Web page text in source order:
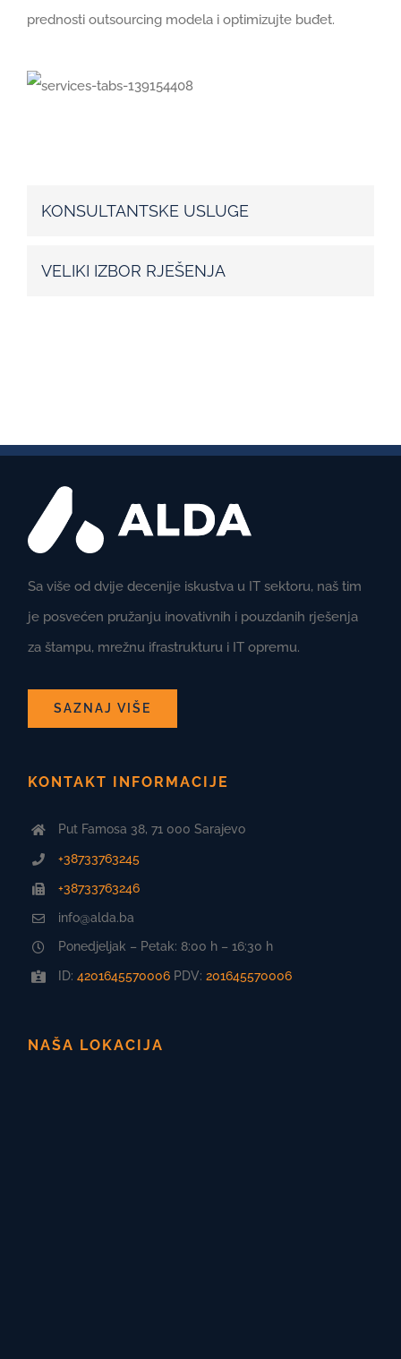
prednosti outsourcing modela i optimizujte buđet.
KONSULTANTSKE USLUGE
VELIKI IZBOR RJEŠENJA
Sa više od dvije decenije iskustva u IT sektoru, naš tim
je posvećen pružanju inovativnih i pouzdanih rješenja
za štampu, mrežnu ifrastrukturu i IT opremu.
SAZNAJ VIŠE
KONTAKT INFORMACIJE
Put Famosa 38, 71 000 Sarajevo
+38733763245
+38733763246
info@alda.ba
Ponedjeljak – Petak: 8:00 h – 16:30 h
ID: 4201645570006PDV: 201645570006
NAŠA LOKACIJA